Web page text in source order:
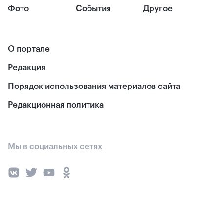
Фото События Другое
О портале
Редакция
Порядок использования материалов сайта
Редакционная политика
Мы в социальных сетях